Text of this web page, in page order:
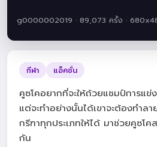
g0000002019 · 89,073 ครั้ง ·
กีฬา แอ็คชั่น
คูซโคอยากที่จะให้ถ้วยแชมป์การแข่
แต่จะทำอย่างนั้นได้เขาจะต้องทำล
กรีฑาทุกประเภทให้ได้ มาช่วยคูซโค
กัน